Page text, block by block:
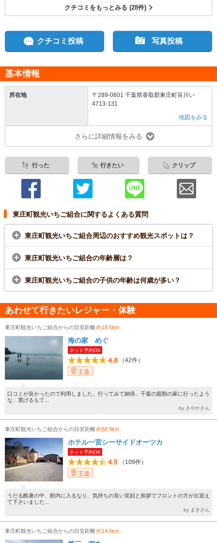
クチコミをもっとみる (28件)
クチコミ投稿 写真投稿
基本情報
所在地
〒289-0601 千葉県香取郡東庄町笹川い
4713-131
地図をみる
さらに詳細情報をみる
行った 行きたい クリップ
東庄町観光いちご組合に関するよくある質問
東庄町観光いちご組合周辺のおすすめ観光スポットは？
東庄町観光いちご組合の年齢層は？
東庄町観光いちご組合の子供の年齢は何歳が多い？
あわせて行きたいレジャー・体験
東庄町観光いちご組合からの目安距離約18.5km
海の家 めぐ
ネット予約OK
4.8
（42件）
王道
口コミが良かったので利用しました。行ってみて納得。千葉の親類の家に行ったよう
な、寛げるもて...
by さやかさん
東庄町観光いちご組合からの目安距離約58.9km
ホテル一宮シーサイドオーツカ
ネット予約OK
4.5
（109件）
王道
うだる酷暑の中、館内に入るなり、気持ちの良い笑顔と挨拶でフロントの方が出迎え
て下さいました...
by まきさん
東庄町観光いちご組合からの目安距離約14.5km